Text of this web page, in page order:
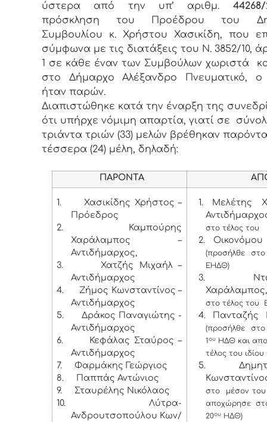
ύστερα από την υπ’ αριθμ. 44268/
πρόσκληση του Προέδρου του
Συμβουλίου κ. Χρήστου Χασικίδη, που
σύμφωνα με τις διατάξεις του Ν. 3852/10,
1 σε κάθε έναν των Συμβούλων χωριστά
στο Δήμαρχο Αλέξανδρο Πνευματικό,
ήταν παρών.
Διαπιστώθηκε κατά την έναρξη της
ότι υπήρχε νόμιμη απαρτία, γιατί σε
τριάντα τριών (33) μελών βρέθηκαν παρόντα
τέσσερα (24) μέλη, δηλαδή:
ΠΑΡΟΝΤΑ
1.
Χασικίδης Χρήστος –
Πρόεδρος
2.
Καμπούρης
Χαράλαμπος –
Αντιδήμαρχος,
3.
Χατζής Μιχαήλ –
Αντιδήμαρχος
4.
Ζήμος Κωνσταντίνος –
Αντιδήμαρχος
5.
Δράκος Παναγιώτης -
Αντιδήμαρχος
6.
Κεφάλας Σταύρος –
Αντιδήμαρχος
7.
Φαρμάκης Γεώργιος
8.
Παππάς Αντώνιος
9.
Σταυρέλης Νικόλαος
10.
Λύτρα-
Ανδρουτσοπούλου Κων/
1. Μελέτης
στο τέλος του
2. Οικονόμου
(προσήλθε
ΕΗΔΘ)
3.
Χαράλαμπος,
στο τέλος του
4. Πανταζής
(προσήλθε
1 ουΗΔΘ και
τέλος του
5.
στο μέσον του
αποχώρησε
20ουΗΔΘ)